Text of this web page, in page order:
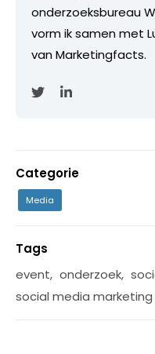
onderzoeksbureau
vorm ik samen met
van Marketingfacts.
Categorie
Media
Tags
event, onderzoek,
social media marketing